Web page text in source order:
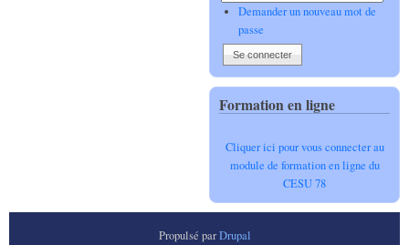
Demander un nouveau mot de
passe
Formation en ligne
Cliquer ici pour vous connecter au
module de formation en ligne du
CESU 78
Propulsé parDrupal